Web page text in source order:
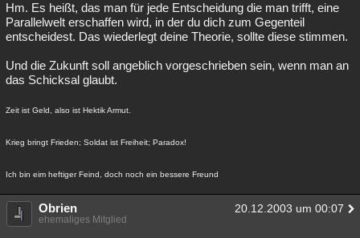
Hm. Es heißt, das man für jede Entscheidung die man trifft, eine
Parallelwelt erschaffen wird, in der du dich zum Gegenteil
entscheidest. Das wiederlegt deine Theorie, sollte diese stimmen.
Und die Zukunft soll angeblich vorgeschrieben sein, wenn man an
das Schicksal glaubt.
Zeit ist Geld, also ist Hektik Armut.
Krieg bringt Frieden; Soldat ist Freiheit; Paradox!
Ich bin eim heftiger Feind, doch noch ein bessere Freund
Obrien 20.12.2003 um 00:07
ehemaliges Mitglied